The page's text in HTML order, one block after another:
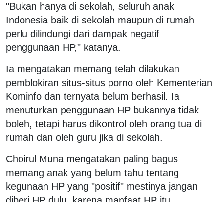
"Bukan hanya di sekolah, seluruh anak
Indonesia baik di sekolah maupun di rumah
perlu dilindungi dari dampak negatif
penggunaan HP," katanya.
Ia mengatakan memang telah dilakukan
pemblokiran situs-situs porno oleh Kementerian
Kominfo dan ternyata belum berhasil. Ia
menuturkan penggunaan HP bukannya tidak
boleh, tetapi harus dikontrol oleh orang tua di
rumah dan oleh guru jika di sekolah.
Choirul Muna mengatakan paling bagus
memang anak yang belum tahu tentang
kegunaan HP yang "positif" mestinya jangan